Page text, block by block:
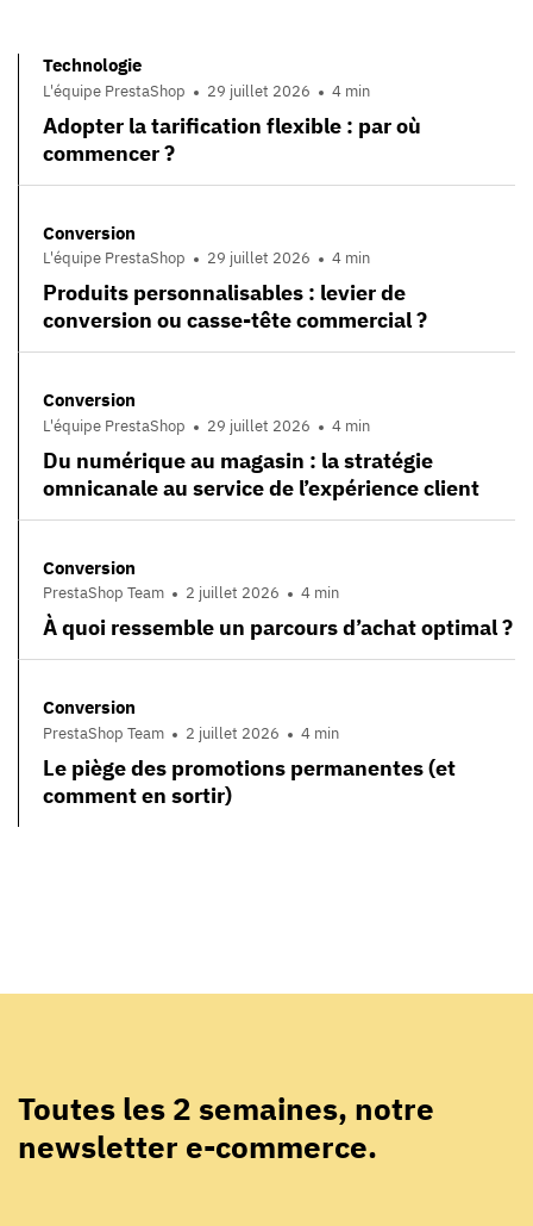
Technologie
L'équipe PrestaShop 29 juillet 2026 4 min
Adopter la tarification flexible : par où
commencer ?
Conversion
L'équipe PrestaShop 29 juillet 2026 4 min
Produits personnalisables : levier de
conversion ou casse-tête commercial ?
Conversion
L'équipe PrestaShop 29 juillet 2026 4 min
Du numérique au magasin : la stratégie
omnicanale au service de l’expérience client
Conversion
PrestaShop Team 2 juillet 2026 4 min
À quoi ressemble un parcours d’achat optimal ?
Conversion
PrestaShop Team 2 juillet 2026 4 min
Le piège des promotions permanentes (et
comment en sortir)
Toutes les 2 semaines, notre
newsletter e-commerce.